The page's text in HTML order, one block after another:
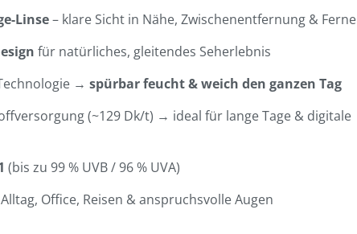
Linse– klare Sicht in Nähe, Zwischenentfernung & Ferne
für natürliches, gleitendes Seherlebnis
→ spürbar feucht & weich den ganzen Tag
(~129 Dk/t) → ideal für lange Tage & digitale
(bis zu 99 % UVB / 96 % UVA)
Office, Reisen & anspruchsvolle Augen